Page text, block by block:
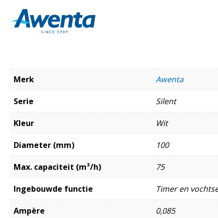
Merk Awenta
Serie Silent
Kleur Wit
Diameter (mm) 100
Max. capaciteit (m³/h) 75
Ingebouwde functie Timer en
Ampère 0,085